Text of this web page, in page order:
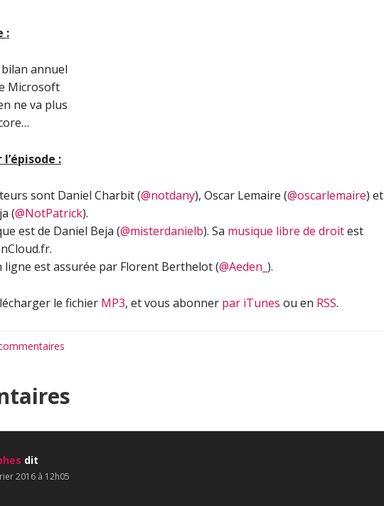
:
annuel
Microsoft
ne va plus
l’épisode :
sont Daniel Charbit (@notdany), Oscar Lemaire (@oscarlemaire) et
(@NotPatrick).
est de Daniel Beja (@misterdanielb). Sa musique libre de droitest
ligne est assurée par Florent Berthelot (@Aeden_ ).
le fichier MP3, et vous abonner par iTunes ou en RSS.
dit
2016 à 12h05